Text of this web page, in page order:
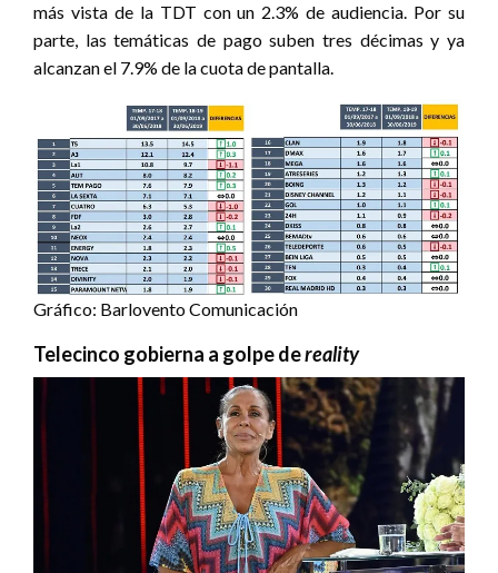
más vista de la TDT con un 2.3% de audiencia. Por su
parte, las temáticas de pago suben tres décimas y ya
alcanzan el 7.9% de la cuota de pantalla.
Gráfico: Barlovento Comunicación
Telecinco gobierna a golpe dereality